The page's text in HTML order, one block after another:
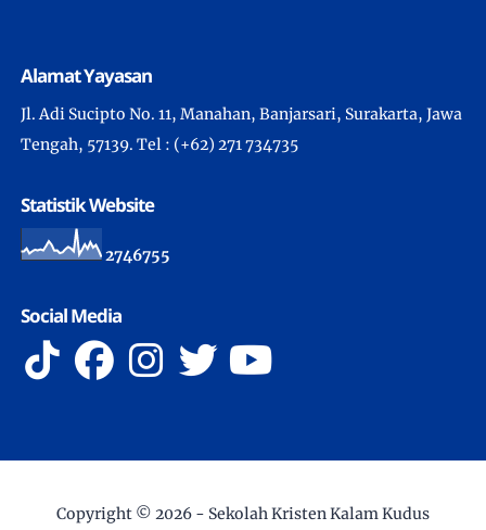
Alamat Yayasan
Jl. Adi Sucipto No. 11, Manahan, Banjarsari, Surakarta, Jawa
Tengah, 57139. Tel : (+62) 271 734735
Statistik Website
2746755
Social Media
Copyright © 2026 - Sekolah Kristen Kalam Kudus